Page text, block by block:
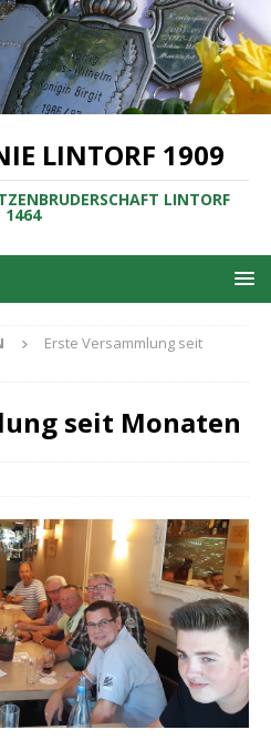
LINTORF 1909
LINTORF
1464
Erste Versammlung seit
seit Monaten